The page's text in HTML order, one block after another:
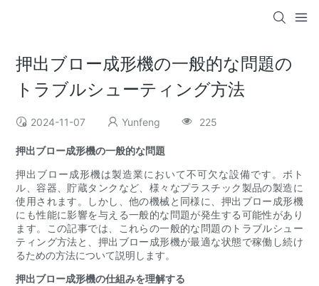
押出ブロー成形機の一般的な問題の
トラブルシューティング方法
2024-11-07 Yunfeng 225
押出ブロー成形機の一般的な問題
押出ブロー成形機は製造業において不可欠な設備です。ボト
ル、容器、貯蔵タンクなど、様々なプラスチック製品の製造に
使用されます。しかし、他の機械と同様に、押出ブロー成形機
にも性能に影響を与える一般的な問題が発生する可能性があり
ます。この記事では、これらの一般的な問題のトラブルシュー
ティング方法と、押出ブロー成形機が最適な状態で稼働し続け
るための方法について説明します。
押出ブロー成形機の仕組みを理解する